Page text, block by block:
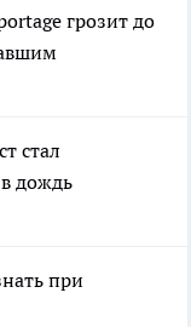
грозит до
стал
дождь
при